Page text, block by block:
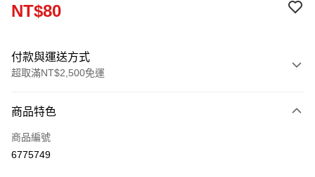
NT$80
付款與運送方式
超取滿NT$2,500免運
信用卡一次付款
信用卡分期付款
商品特色
商品編號
6775749